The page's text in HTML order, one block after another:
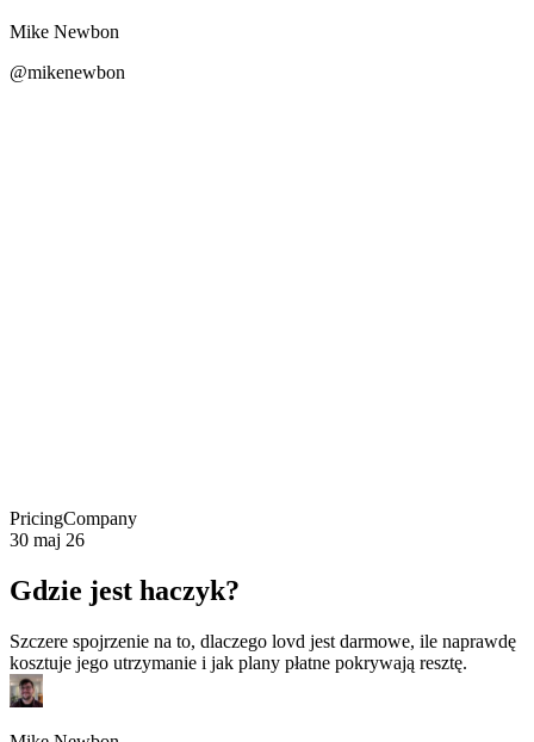
Mike Newbon
@mikenewbon
PricingCompany
30 maj 26
Gdzie jest haczyk?
Szczere spojrzenie na to, dlaczego lovd jest darmowe, ile naprawdę
kosztuje jego utrzymanie i jak plany płatne pokrywają resztę.